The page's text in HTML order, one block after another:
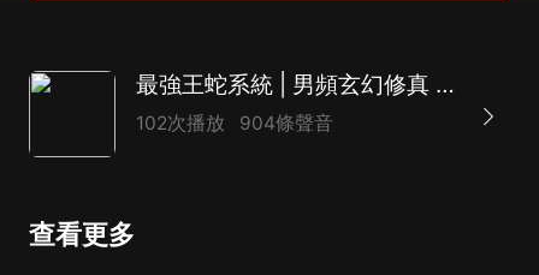
最強王蛇系統 | 男頻玄幻修真 | 無敵系統爽文 | 爆笑
102次播放 904條聲音
查看更多